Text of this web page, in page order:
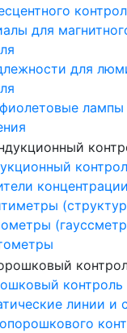
для
для
контроль
линии и